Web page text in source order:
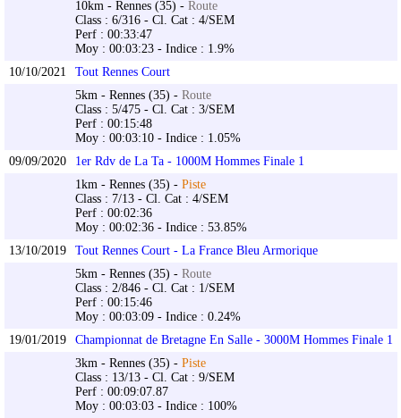
10km - Rennes (35) - Route
Class : 6/316 - Cl. Cat : 4/SEM
Perf : 00:33:47
Moy : 00:03:23 - Indice : 1.9%
10/10/2021
Tout Rennes Court
5km - Rennes (35) - Route
Class : 5/475 - Cl. Cat : 3/SEM
Perf : 00:15:48
Moy : 00:03:10 - Indice : 1.05%
09/09/2020
1er Rdv de La Ta - 1000M Hommes Finale 1
1km - Rennes (35) - Piste
Class : 7/13 - Cl. Cat : 4/SEM
Perf : 00:02:36
Moy : 00:02:36 - Indice : 53.85%
13/10/2019
Tout Rennes Court - La France Bleu Armorique
5km - Rennes (35) - Route
Class : 2/846 - Cl. Cat : 1/SEM
Perf : 00:15:46
Moy : 00:03:09 - Indice : 0.24%
19/01/2019
Championnat de Bretagne En Salle - 3000M Hommes Finale 1
3km - Rennes (35) - Piste
Class : 13/13 - Cl. Cat : 9/SEM
Perf : 00:09:07.87
Moy : 00:03:03 - Indice : 100%